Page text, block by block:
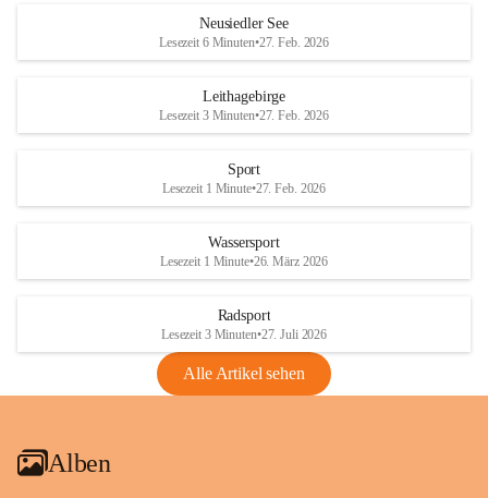
S
und den daraus folgenden wirtschaftlichen
Maßnahmen zur Bekämpfung
Rebe und der Amerikanischen
Anhang VBl. EU Nr. 18
1 Seite•1,4 MB
VBl. EU Nr. 18_2026
r
S
Neusiedler See
Lesezeit 6 Minuten•27. Feb. 2026
Leithagebirge
Lesezeit 3 Minuten•27. Feb. 2026
Sport
Lesezeit 1 Minute•27. Feb. 2026
Wassersport
Lesezeit 1 Minute•26. März 2026
Radsport
Lesezeit 3 Minuten•27. Juli 2026
Alle Artikel sehen
Alben